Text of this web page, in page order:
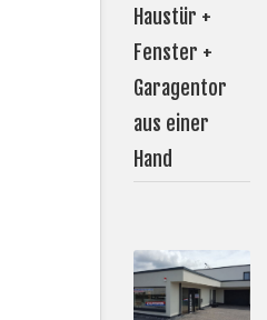
Haustür +
Fenster +
Garagentor
aus einer
Hand